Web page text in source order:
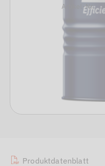
Produktdatenblatt
Artikel-Nr.